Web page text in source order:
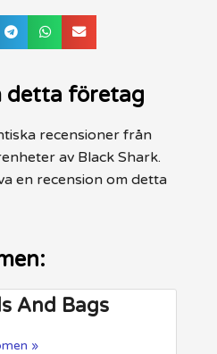
detta företag
recensioner från
av Black Shark.
en recension om detta
And Bags
»